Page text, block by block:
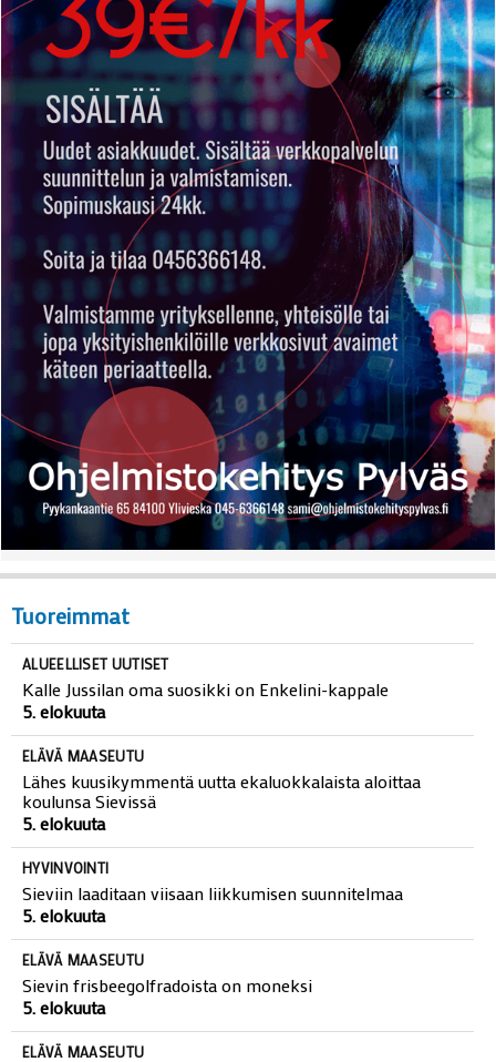
Tuoreimmat
ALUEELLISET UUTISET
Kalle Jussilan oma suosikki on Enkelini-kappale
5. elokuuta
ELÄVÄ MAASEUTU
Lähes kuusikymmentä uutta ekaluokkalaista aloittaa
koulunsa Sievissä
5. elokuuta
HYVINVOINTI
Sieviin laaditaan viisaan liikkumisen suunnitelmaa
5. elokuuta
ELÄVÄ MAASEUTU
Sievin frisbeegolfradoista on moneksi
5. elokuuta